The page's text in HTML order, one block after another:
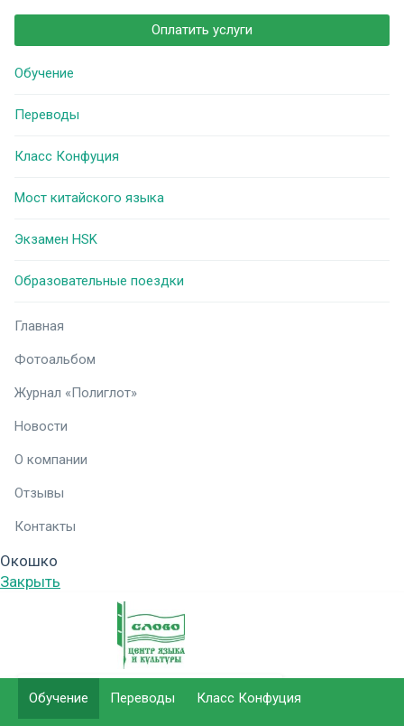
Оплатить услуги
Обучение
Переводы
Класс Конфуция
Мост китайского языка
Экзамен HSK
Образовательные поездки
Главная
Фотоальбом
Журнал «Полиглот»
Новости
О компании
Отзывы
Контакты
Окошко
Закрыть
г. Саратов Центральный офис
Обучение Переводы Класс Конфуция